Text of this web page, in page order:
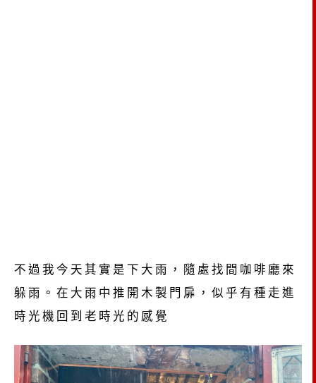
不過我今天其實是下大雨，隨處找間咖啡廳來
躲雨。在大雨中推開木製門扉，似乎有種走進
時光機回到老時光的感覺